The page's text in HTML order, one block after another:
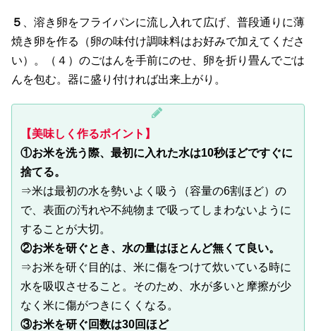
５
、溶き卵をフライパンに流し入れて広げ、普段通りに薄
焼き卵を作る（卵の味付け調味料はお好みで加えてくださ
い）。（４）のごはんを手前にのせ、卵を折り畳んでごは
んを包む。器に盛り付ければ出来上がり。
【美味しく作るポイント】
①お米を洗う際、最初に入れた水は10秒ほどですぐに
捨てる。
⇒米は最初の水を勢いよく吸う（容量の6割ほど）の
で、表面の汚れや不純物まで吸ってしまわないように
することが大切。
②お米を研ぐとき、水の量はほとんど無くて良い。
⇒お米を研ぐ目的は、米に傷をつけて炊いている時に
水を吸収させること。そのため、水が多いと摩擦が少
なく米に傷がつきにくくなる。
③お米を研ぐ回数は30回ほど